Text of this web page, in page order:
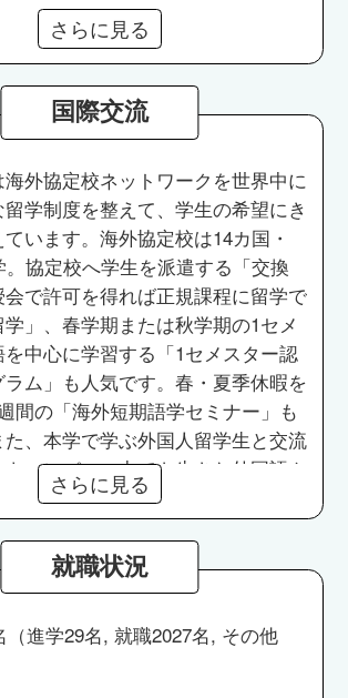
さらに見る
国際交流
外協定校ネットワークを世界中に
学制度を整えて、学生の希望にき
います。海外協定校は14カ国・
協定校へ学生を派遣する「交換
で許可を得れば正規課程に留学で
」、春学期または秋学期の1セメ
を中心に学習する「1セメスター認
ム」も人気です。春・夏季休暇を
間の「海外短期語学セミナー」も
、本学で学ぶ外国人留学生と交流
キャンパスの中でも生きた外国語や
することができます。
さらに見る
就職状況
（進学29名, 就職2027名, その他